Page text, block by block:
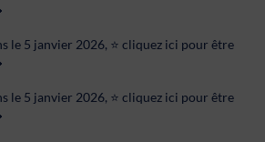
le 5 janvier 2026, ⭐ cliquez ici pour être
le 5 janvier 2026, ⭐ cliquez ici pour être